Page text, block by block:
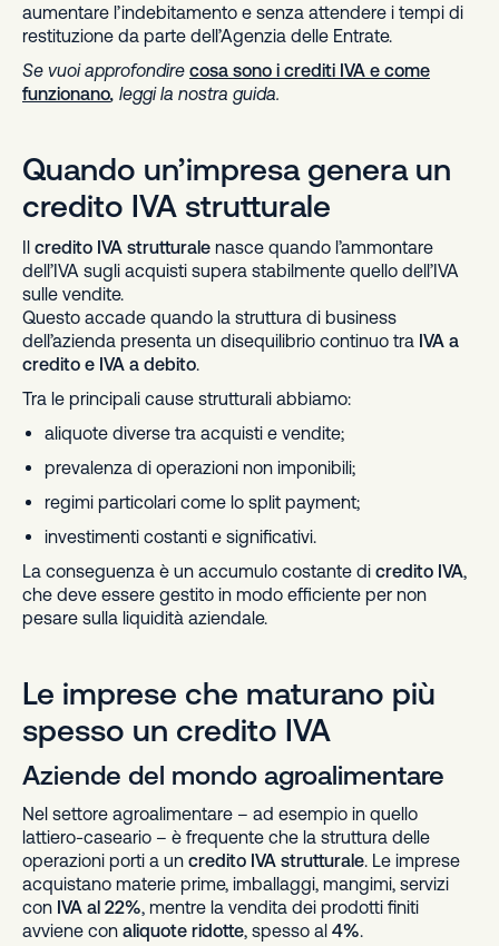
aumentare l’indebitamento e senza attendere i tempi di
restituzione da parte dell’Agenzia delle Entrate.
Se vuoi approfondire cosa sono i crediti IVA e come
funzionano, leggi la nostra guida.
Quando un’impresa genera un
credito IVA strutturale
Il credito IVA strutturale nasce quando l’ammontare
dell’IVA sugli acquisti supera stabilmente quello dell’IVA
sulle vendite.
Questo accade quando la struttura di business
dell’azienda presenta un disequilibrio continuo tra IVA a
credito e IVA a debito.
Tra le principali cause strutturali abbiamo:
aliquote diverse tra acquisti e vendite;
prevalenza di operazioni non imponibili;
regimi particolari come lo split payment;
investimenti costanti e significativi.
La conseguenza è un accumulo costante di credito IVA,
che deve essere gestito in modo efficiente per non
pesare sulla liquidità aziendale.
Le imprese che maturano più
spesso un credito IVA
Aziende del mondo agroalimentare
Nel settore agroalimentare – ad esempio in quello
lattiero-caseario – è frequente che la struttura delle
operazioni porti a un credito IVA strutturale. Le imprese
acquistano materie prime, imballaggi, mangimi, servizi
con IVA al 22%, mentre la vendita dei prodotti finiti
avviene con aliquote ridotte, spesso al 4%.